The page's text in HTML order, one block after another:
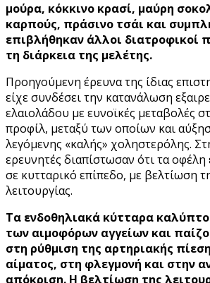
μούρα, κόκκινο κρασί, μαύρη
καρπούς, πράσινο τσάι και
επιβλήθηκαν άλλοι διατροφικοί
τη διάρκεια της μελέτης.
Προηγούμενη έρευνα της ίδιας
είχε συνδέσει την κατανάλωση
ελαιολάδου με ευνοϊκές μεταβολές
προφίλ, μεταξύ των οποίων και
λεγόμενης «καλής» χοληστερόλης.
ερευνητές διαπίστωσαν ότι τα οφέλη
σε κυτταρικό επίπεδο, με βελτίωση
λειτουργίας.
Τα ενδοθηλιακά κύτταρα
των αιμοφόρων αγγείων και
στη ρύθμιση της αρτηριακής
αίματος, στη φλεγμονή και στην
απόκριση. Η βελτίωση της